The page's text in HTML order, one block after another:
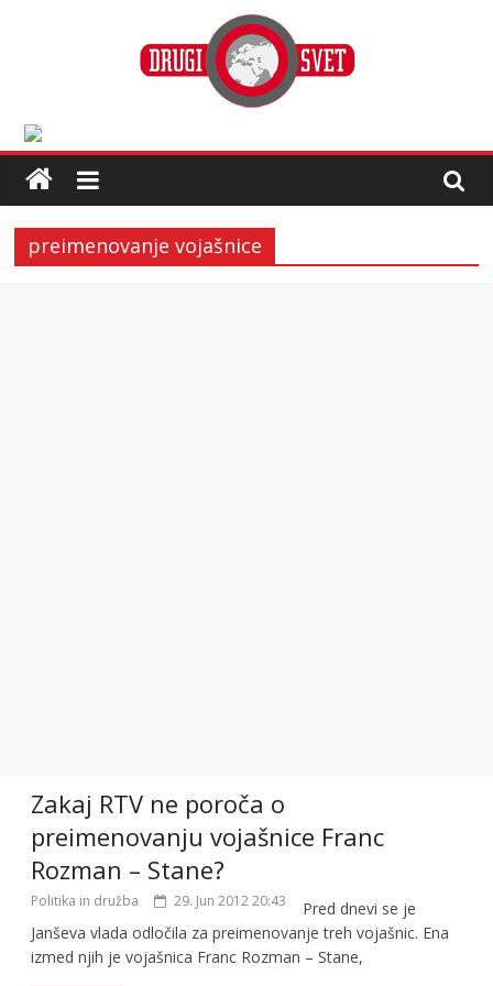
preimenovanje vojašnice
Zakaj RTV ne poroča o
preimenovanju vojašnice Franc
Rozman – Stane?
Politika in družba 29. Jun 2012 20:43
Pred dnevi se je
Janševa vlada odločila za preimenovanje treh vojašnic. Ena
izmed njih je vojašnica Franc Rozman – Stane,